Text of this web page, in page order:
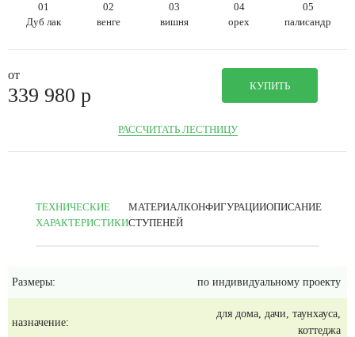
01
Дуб лак
02
венге
03
вишня
04
орех
05
палисандр
от
339 980 p КУПИТЬ
РАССЧИТАТЬ ЛЕСТНИЦУ
ТЕХНИЧЕСКИЕ
ХАРАКТЕРИСТИКИ
МАТЕРИАЛ
СТУПЕНЕЙ
КОНФИГУРАЦИИОПИСАНИЕ
Размеры: по индивидуальному проекту
назначение:
для дома, дачи, таунхауса,
коттеджа